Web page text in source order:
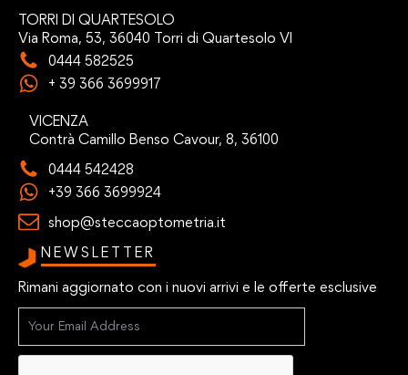
TORRI DI QUARTESOLO
Via Roma, 53, 36040 Torri di Quartesolo VI
0444 582525
+ 39 366 3699917
VICENZA
Contrà Camillo Benso Cavour, 8, 36100
0444 542428
+39 366 3699924
shop@steccaoptometria.it
NEWSLETTER
Rimani aggiornato con i nuovi arrivi e le offerte esclusive